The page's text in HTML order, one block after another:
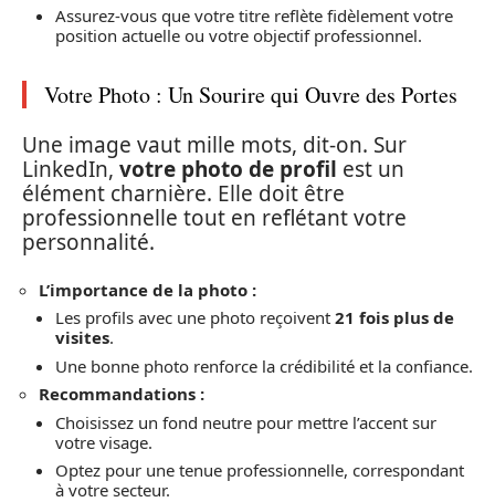
Assurez-vous que votre titre reflète fidèlement votre
position actuelle ou votre objectif professionnel.
Votre Photo : Un Sourire qui Ouvre des Portes
Une image vaut mille mots, dit-on. Sur
LinkedIn, votre photo de profil est un
élément charnière. Elle doit être
professionnelle tout en reflétant votre
personnalité.
L’importance de la photo :
Les profils avec une photo reçoivent 21 fois plus de
visites.
Une bonne photo renforce la crédibilité et la confiance.
Recommandations :
Choisissez un fond neutre pour mettre l’accent sur
votre visage.
Optez pour une tenue professionnelle, correspondant
à votre secteur.